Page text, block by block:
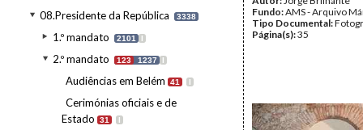
08.Presidente da República 3338
1.º mandato 2101 I
2.º mandato 123 1237 I
Audiências em Belém 41 I
Cerimónias oficiais e de
Estado
31 I
Fundo:AMS - Arquivo
Tipo Documental:
Página(s):35